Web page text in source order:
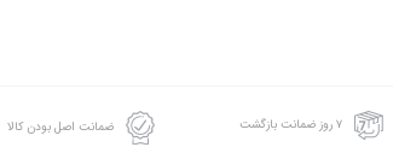
۷ روز ضمانت بازگشت ضمانت اصل بودن کالا